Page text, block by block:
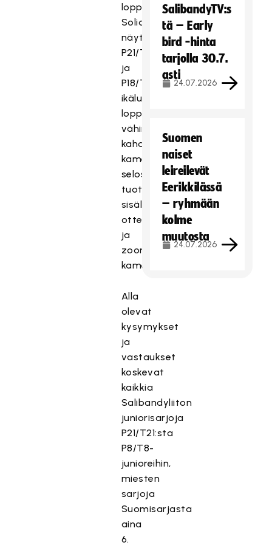
loppuottelusarjat.
Solidsport
näyttää
P21/T21-
ja
P18/T18-
ikäluokkien
loppuottelusarjat
vähintään
kahden
kameran
selostettuina
tuotantoina
sisältäen
ottelugrafiikat
ja
zoomaavan
kameran.
Alla
olevat
kysymykset
ja
vastaukset
koskevat
kaikkia
Salibandyliiton
juniorisarjoja
P21/T21:sta
P8/T8-
junioreihin,
miesten
sarjoja
Suomisarjasta
aina
6.
SalibandyTV:s
tä – Early
bird -hinta
tarjolla 30.7.
asti
24.07.2026
Suomen
naiset
leireilevät
Eerikkilässä
– ryhmään
kolme
muutosta
24.07.2026